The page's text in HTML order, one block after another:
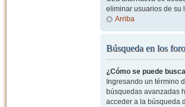
eliminar usuarios de su
Arriba
Búsqueda en los
¿Cómo se puede
Ingresando un término
búsquedas avanzadas
acceder a la búsqueda